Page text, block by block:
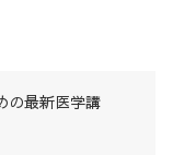
の最新医学講